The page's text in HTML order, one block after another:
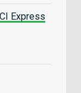
Express